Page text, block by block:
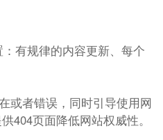
有规律的内容更新、每个
或者错误，同时引导使用网
404页面降低网站权威性。